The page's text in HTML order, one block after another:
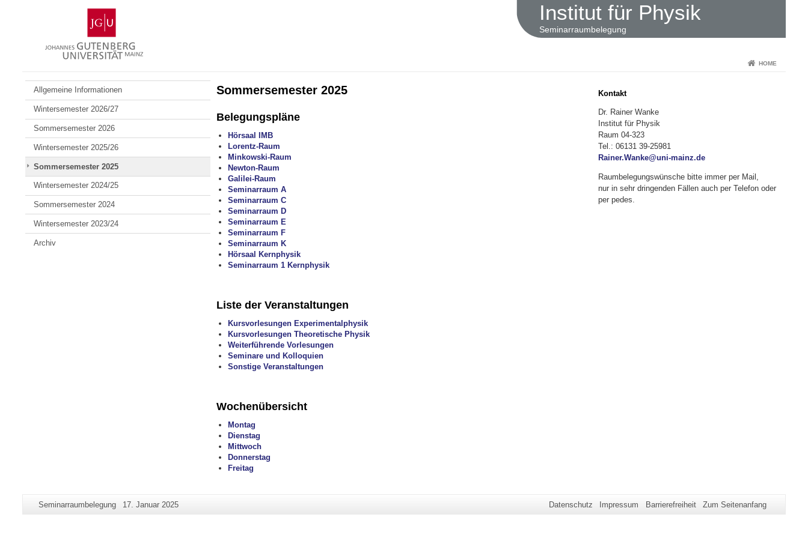
Gutenberg-
Universität
Mainz
Institut für Physik
Seminarraumbelegung
HOME
Allgemeine Informationen
Wintersemester 2026/27
Sommersemester 2026
Wintersemester 2025/26
Sommersemester 2025
Wintersemester 2024/25
Sommersemester 2024
Wintersemester 2023/24
Archiv
Sommersemester 2025
Belegungspläne
Hörsaal IMB
Lorentz-Raum
Minkowski-Raum
Newton-Raum
Galilei-Raum
Seminarraum A
Seminarraum C
Seminarraum D
Seminarraum E
Seminarraum F
Seminarraum K
Hörsaal Kernphysik
Seminarraum 1 Kernphysik
Liste der Veranstaltungen
Kursvorlesungen Experimentalphysik
Kursvorlesungen Theoretische Physik
Weiterführende Vorlesungen
Seminare und Kolloquien
Sonstige Veranstaltungen
Wochenübersicht
Montag
Dienstag
Mittwoch
Donnerstag
Freitag
Kontakt
Dr. Rainer Wanke
Institut für Physik
Raum 04-323
Tel.: 06131 39-25981
Rainer.Wanke@uni-mainz.de
Raumbelegungswünsche bitte immer per Mail,
nur in sehr dringenden Fällen auch per Telefon oder
per pedes.
Zusätzliche
Seiten-
Seminarraumbelegung
Letzte
17. Januar 2025 Datenschutz Impressum Barrierefreiheit Zum Seitenanfang